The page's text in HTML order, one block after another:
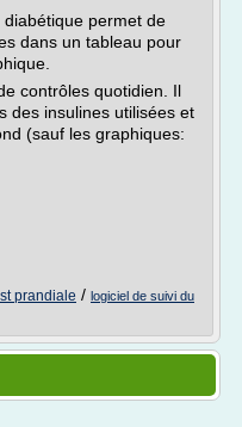
permet de
dans un tableau pour
contrôles quotidien. Il
des insulines utilisées et
(sauf les graphiques:
prandiale / logiciel de suivi du